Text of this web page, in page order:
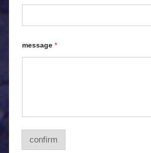
message*
confirm